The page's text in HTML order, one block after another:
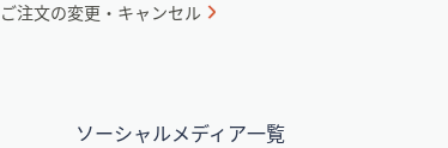
ご注文の変更・キャンセル
ソーシャルメディア一覧